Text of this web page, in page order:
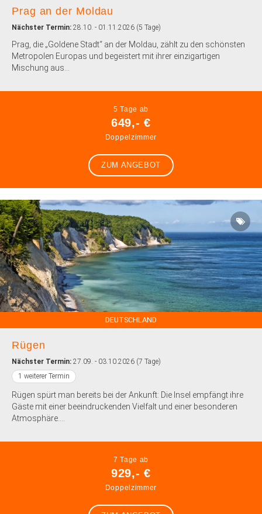
Prag an der Moldau
Nächster Termin: 28.10. - 01.11.2026 (5 Tage)
Prag, die „Goldene Stadt“ an der Moldau, zählt zu den schönsten
Metropolen Europas und begeistert mit ihrer einzigartigen
Mischung aus...
5 Tage ab
649,- €
Doppelzimmer
ZUM ANGEBOT
DEUTSCHLAND
Rügen
Nächster Termin: 27.09. - 03.10.2026 (7 Tage)
1 weiterer Termin
Rügen spürt man bereits bei der Ankunft: Die Insel empfängt ihre
Gäste mit einer beeindruckenden Vielfalt und einer besonderen
Atmosphäre....
7 Tage ab
929,- €
Doppelzimmer